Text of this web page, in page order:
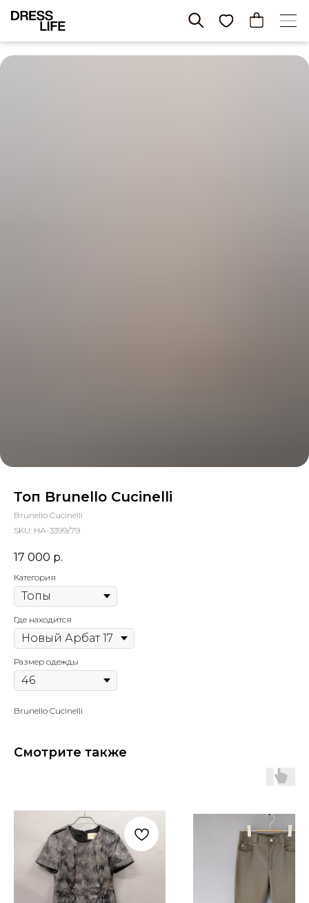
Топ Brunello Cucinelli
Brunello Cucinelli
SKU: НА-3399/79
17 000 р.
Категория
Где находится
Размер одежды
Brunello Cucinelli
Смотрите также